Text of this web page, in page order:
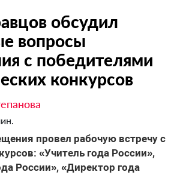
обсудил
вопросы
с победителями
конкурсов
провел рабочую встречу с
«Учитель года России»,
России», «Директор года